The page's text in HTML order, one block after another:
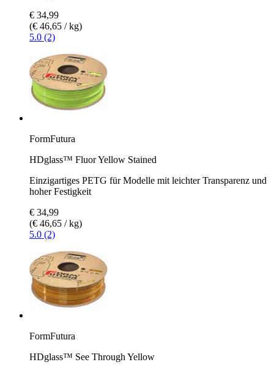
€ 34,99
(€ 46,65 / kg)
5.0 (2)
FormFutura
HDglass™ Fluor Yellow Stained
Einzigartiges PETG für Modelle mit leichter Transparenz und
hoher Festigkeit
€ 34,99
(€ 46,65 / kg)
5.0 (2)
FormFutura
HDglass™ See Through Yellow